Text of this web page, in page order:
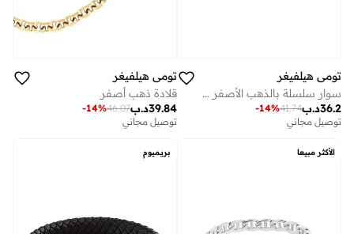
تومي هيلفيغر
سوار سلسلة بالذهب الأصفر مع علم تومي هيلفيغر الأيقوني
د.ب36.2
41.74
-14%
توصيل مجاني
تومي هيلفيغر
قلادة ذهب أصفر
د.ب39.84
46.07
-14%
توصيل مجاني
الأكثر مبيعا بريميوم